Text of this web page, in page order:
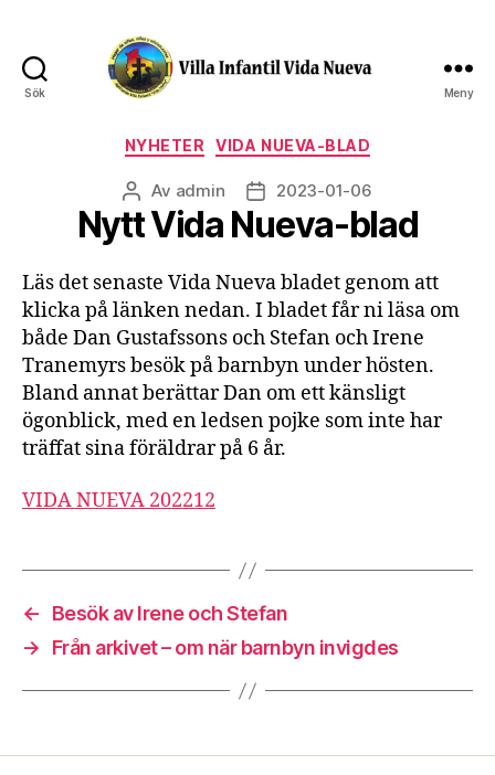
Sök
Infantil
Vida
Nueva
Meny
Kategorier
NYHETER VIDA NUEVA-BLAD
Inläggsförfattare
Av admin Inläggsdatum
2023-01-06
Nytt Vida Nueva-blad
Läs det senaste Vida Nueva bladet genom att
klicka på länken nedan. I bladet får ni läsa om
både Dan Gustafssons och Stefan och Irene
Tranemyrs besök på barnbyn under hösten.
Bland annat berättar Dan om ett känsligt
ögonblick, med en ledsen pojke som inte har
träffat sina föräldrar på 6 år.
VIDA NUEVA 202212
←
Besök av Irene och Stefan
→
Från arkivet – om när barnbyn invigdes